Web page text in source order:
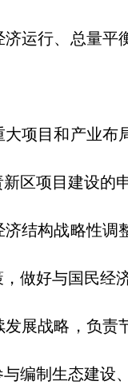
行、总量平衡
目和产业布局
区项目建设的
构战略性调整
做好与国民经
战略，负责节
编制生态建设